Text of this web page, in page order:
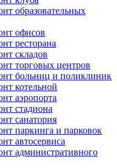
образовательных
офисов
ресторана
складов
торговых центров
больниц и поликлиник
котельной
аэропорта
стадиона
санатория
паркинга и парковок
автосервиса
административного